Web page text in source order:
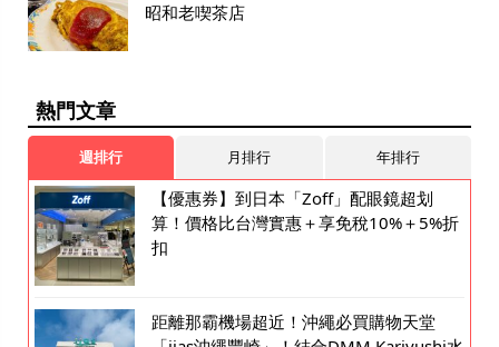
昭和老喫茶店
熱門文章
週排行 月排行 年排行
【優惠券】到日本「Zoff」配眼鏡超划
算！價格比台灣實惠＋享免稅10%＋5%折
扣
距離那霸機場超近！沖繩必買購物天堂